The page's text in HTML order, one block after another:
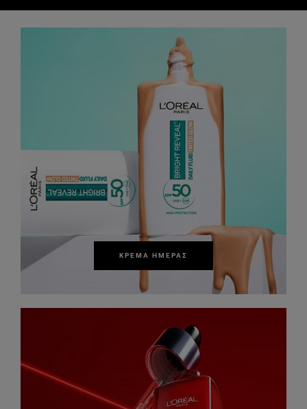
ΚΡΈΜΑ ΗΜΈΡΑΣ